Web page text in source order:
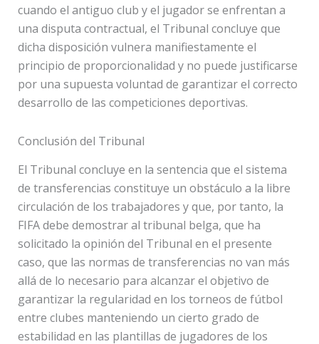
cuando el antiguo club y el jugador se enfrentan a
una disputa contractual, el Tribunal concluye que
dicha disposición vulnera manifiestamente el
principio de proporcionalidad y no puede justificarse
por una supuesta voluntad de garantizar el correcto
desarrollo de las competiciones deportivas.
Conclusión del Tribunal
El Tribunal concluye en la sentencia que el sistema
de transferencias constituye un obstáculo a la libre
circulación de los trabajadores y que, por tanto, la
FIFA debe demostrar al tribunal belga, que ha
solicitado la opinión del Tribunal en el presente
caso, que las normas de transferencias no van más
allá de lo necesario para alcanzar el objetivo de
garantizar la regularidad en los torneos de fútbol
entre clubes manteniendo un cierto grado de
estabilidad en las plantillas de jugadores de los